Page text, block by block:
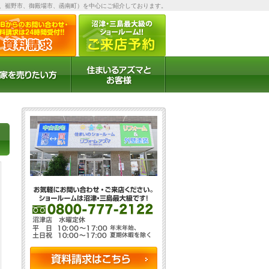
野市、御殿場市、函南町）を中心にご紹介しております。
お客様の声
お客様インタビュー